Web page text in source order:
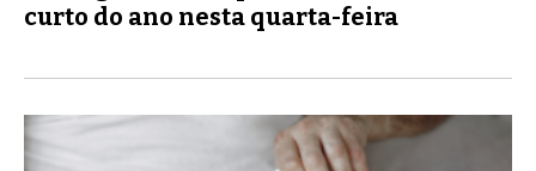
curto do ano nesta quarta-feira